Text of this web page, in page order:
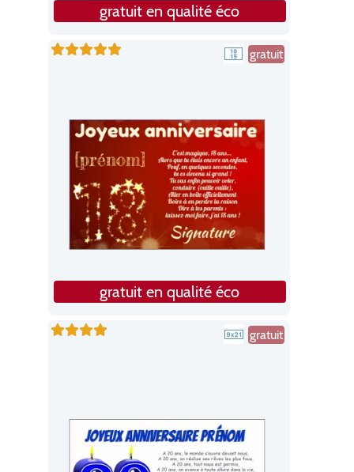
gratuit en qualité éco
gratuit
gratuit en qualité éco
gratuit